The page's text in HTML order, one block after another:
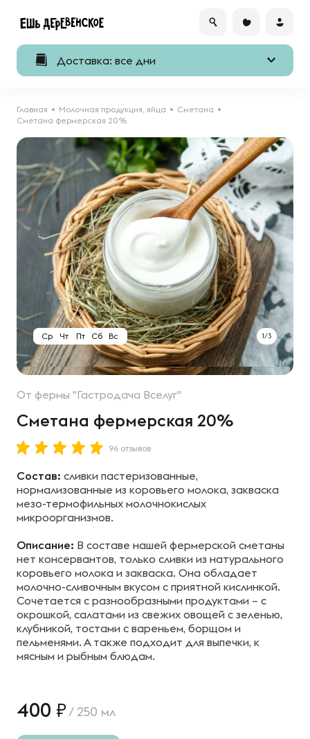
Доставка: все дни
Главная Молочная продукция, яйца
Сметана
Сметана фермерская 20%
1/3
Ср Чт Пт Сб Вс
От фермы "Гастродача Вселуг"
Сметана фермерская 20%
96 отзывов
Состав: сливки пастеризованные,
нормализованные из коровьего молока, закваска
мезо-термофильных молочнокислых
микроорганизмов.
Описание: В составе нашей фермерской сметаны
нет консервантов, только сливки из натурального
коровьего молока и закваска. Она обладает
молочно-сливочным вкусом с приятной кислинкой.
Сочетается с разнообразными продуктами – с
окрошкой, салатами из свежих овощей с зеленью,
клубникой, тостами с вареньем, борщом и
пельменями. А также подходит для выпечки, к
мясным и рыбным блюдам.
400 / 250 мл